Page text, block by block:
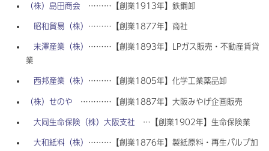
（株）島田商会 ………【創業1913年】鉄鋼卸
昭和貿易（株） ………【創業1877年】商社
末澤産業（株） ………【創業1893年】LPガス販売・不動産賃貸
業
西邦産業（株） ………【創業1805年】化学工業薬品卸
（株）せのや …………【創業1887年】大阪みやげ企画販売
大同生命保険（株）大阪支社 …【創業1902年】生命保険業
大和紙料（株） ………【創業1876年】製紙原料・再生パルプ加